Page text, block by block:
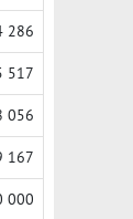
286
517
056
167
000